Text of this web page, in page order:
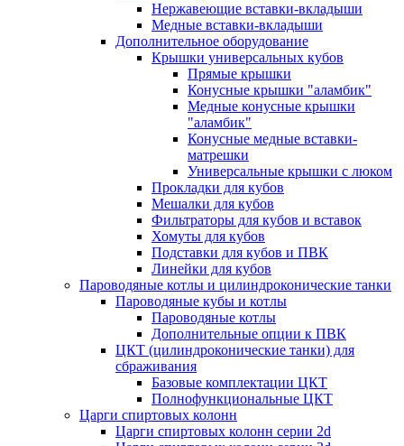
Нержавеющие вставки-вкладыши
Медные вставки-вкладыши
Дополнительное оборудование
Крышки универсальных кубов
Прямые крышки
Конусные крышки "аламбик"
Медные конусные крышки
"аламбик"
Конусные медные вставки-
матрешки
Универсальные крышки с люком
Прокладки для кубов
Мешалки для кубов
Фильтраторы для кубов и вставок
Хомуты для кубов
Подставки для кубов и ПВК
Линейки для кубов
Пароводяные котлы и цилиндроконические танки
Пароводяные кубы и котлы
Пароводяные котлы
Дополнительные опции к ПВК
ЦКТ (цилиндроконические танки) для
сбраживания
Базовые комплектации ЦКТ
Полнофункциональные ЦКТ
Царги спиртовых колонн
Царги спиртовых колонн серии 2d